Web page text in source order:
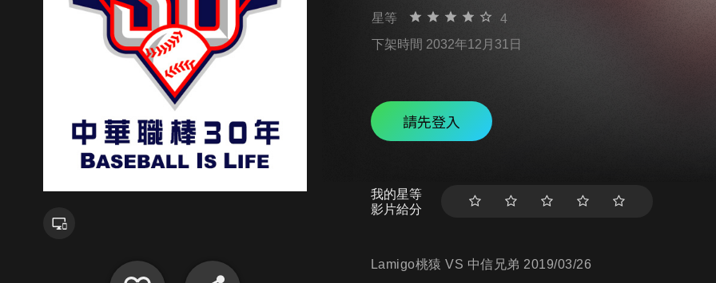
星等
4
下架時間 2032年12月31日
請先登入
我的星等
影片給分
Lamigo桃猿 VS 中信兄弟 2019/03/26